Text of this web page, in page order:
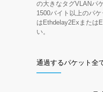
の大きなタグVLANパ
1500バイト以上のパ
はEthdelay2Exまたは
い。
通過するパケット全